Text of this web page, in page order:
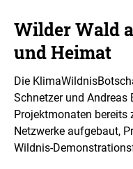
Wilder Wald
und Heimat
Die
Schnetzer und Andreas
Projektmonaten bereits
Netzwerke aufgebaut,
Wildnis-